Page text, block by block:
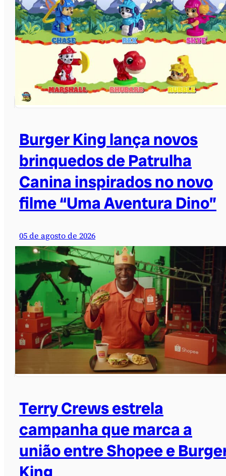
Burger King lança novos
brinquedos de Patrulha
Canina inspirados no novo
filme “Uma Aventura Dino”
05 de agosto de 2026
Terry Crews estrela
campanha que marca a
união entre Shopee e